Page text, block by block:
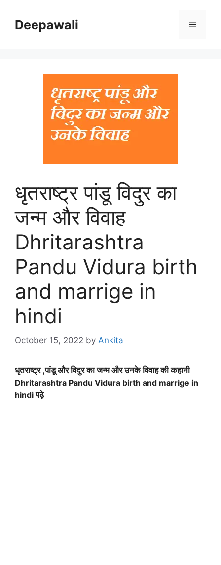
contentDeepawali Menu
धृतराष्ट्र पांडू विदुर का
जन्म और विवाह
Dhritarashtra
Pandu Vidura birth
and marrige in
hindi
October 15, 2022 by Ankita
धृतराष्ट्र ,पांडू और विदुर का जन्म और उनके विवाह की कहानी
Dhritarashtra Pandu Vidura birth and marrige in
hindiपढ़े